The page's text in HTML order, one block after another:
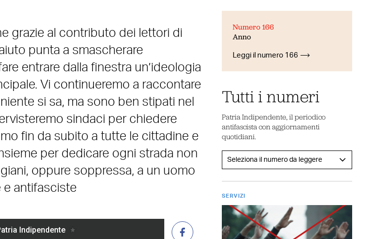
grazie al contributo dei lettori di
punta a smascherare
entrare dalla finestra un’ideologia
Vi continueremo a raccontare
si sa, ma sono ben stipati nel
sindaci per chiedere
fin da subito a tutte le cittadine e
per dedicare ogni strada non
oppure soppressa, a un uomo
e antifasciste
Numero 166
Anno
Leggi il numero 166
Tutti i numeri
Patria Indipendente, il periodico
antifascista con aggiornamenti
quotidiani.
SERVIZI